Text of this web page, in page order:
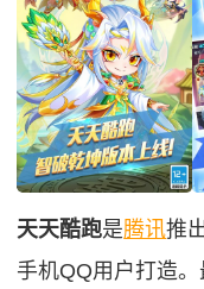
天天酷跑是腾讯推
手机QQ用户打造